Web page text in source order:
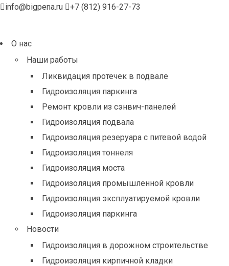
info@bigpena.ru +7 (812) 916-27-73
О нас
Наши работы
Ликвидация протечек в подвале
Гидроизоляция паркинга
Ремонт кровли из сэнвич-панелей
Гидроизоляция подвала
Гидроизоляция резеруара с питевой водой
Гидроизоляция тоннеля
Гидроизоляция моста
Гидроизоляция промышленной кровли
Гидроизоляция эксплуатируемой кровли
Гидроизоляция паркинга
Новости
Гидроизоляция в дорожном строительстве
Гидроизоляция кирпичной кладки